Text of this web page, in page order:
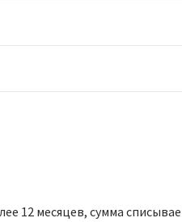
12 месяцев, сумма